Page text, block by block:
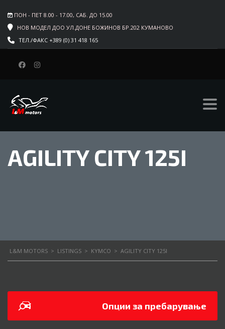
ПОН - ПЕТ 8.00 - 17.00, САБ. ДО 15.00
НОВ МОДЕЛ ДОО УЛ.ДОНЕ БОЖИНОВ БР.202 КУМАНОВО
ТЕЛ./ФАКС +389 (0) 31 418 165
AGILITY CITY 125I
L&M MOTORS > LISTINGS > KYMCO > AGILITY CITY 125I
Опции за пребарување